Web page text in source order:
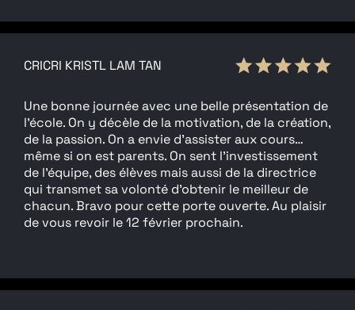
CRICRI KRISTL LAM TAN
Une bonne journée avec une belle présentation de
l'école. On y décèle de la motivation, de la création,
de la passion. On a envie d'assister aux cours…
même si on est parents. On sent l'investissement
de l'équipe, des élèves mais aussi de la directrice
qui transmet sa volonté d'obtenir le meilleur de
chacun. Bravo pour cette porte ouverte. Au plaisir
de vous revoir le 12 février prochain.